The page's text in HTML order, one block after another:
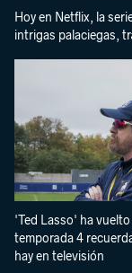
Hoy en Netflix, la
intrigas palaciegas,
'Ted Lasso' ha
temporada 4
hay en televisión